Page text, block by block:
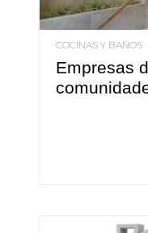
COCINAS Y BAÑOS
Empresas